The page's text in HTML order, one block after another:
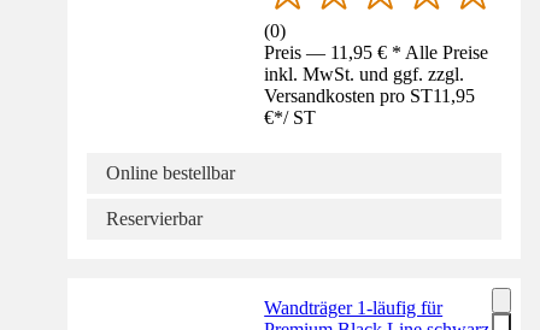
(0)
Preis — 11,95 € * Alle Preise
inkl. MwSt. und ggf. zzgl.
Versandkosten pro ST11,95
€*/ ST
Online bestellbar
Reservierbar
Wandträger 1-läufig für